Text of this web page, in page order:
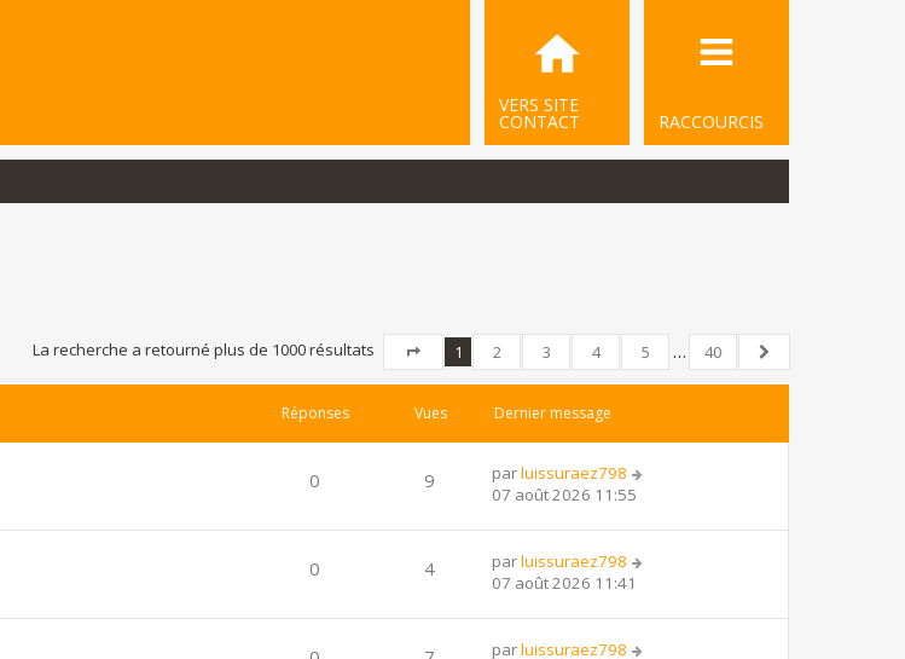
RACCOURCIS
VERS SITE
CONTACT
La recherche a retourné plus de 1000 résultats
Page
sur40
1 2 3 4 5 …
40
Suivant
Réponses Vues Dernier message
0 9 parluissuraez798
07 août 2026 11:55
0 4 parluissuraez798
07 août 2026 11:41
parluissuraez798